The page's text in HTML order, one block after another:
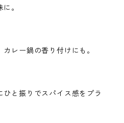
。
レー鍋の香り付けにも。
と振りでスパイス感をプラ